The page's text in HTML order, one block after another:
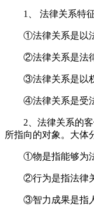
1、 法律关系特征
①法律关系是以法
②法律关系是法律
③法律关系是以权
④法律关系是受法
2、法律关系的客
所指向的对象。大体
①物是指能够为法
②行为是指法律关
③智力成果是指人